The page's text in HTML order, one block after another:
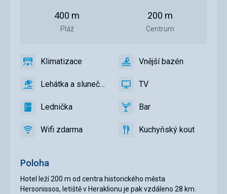
Poloha
Hotel leží 200 m od centra historického města
Hersonissos, letiště v Heraklionu je pak vzdáleno 28 km.
pláže
Pláž
400 m
centra
Centrum
200 m
Klimatizace
Klimatizace
ano
VnějšíVnější bazén
ano
Lehátka
slunečníky
bazénu
Lehátka a slunečníky u bazénu zdarma
ano TV TV
ano
LedničkaLednička
ano Bar Bar
ano
Wifi
Wifi zdarma
ano
Kuchyňský
Kuchyňský kout
ano